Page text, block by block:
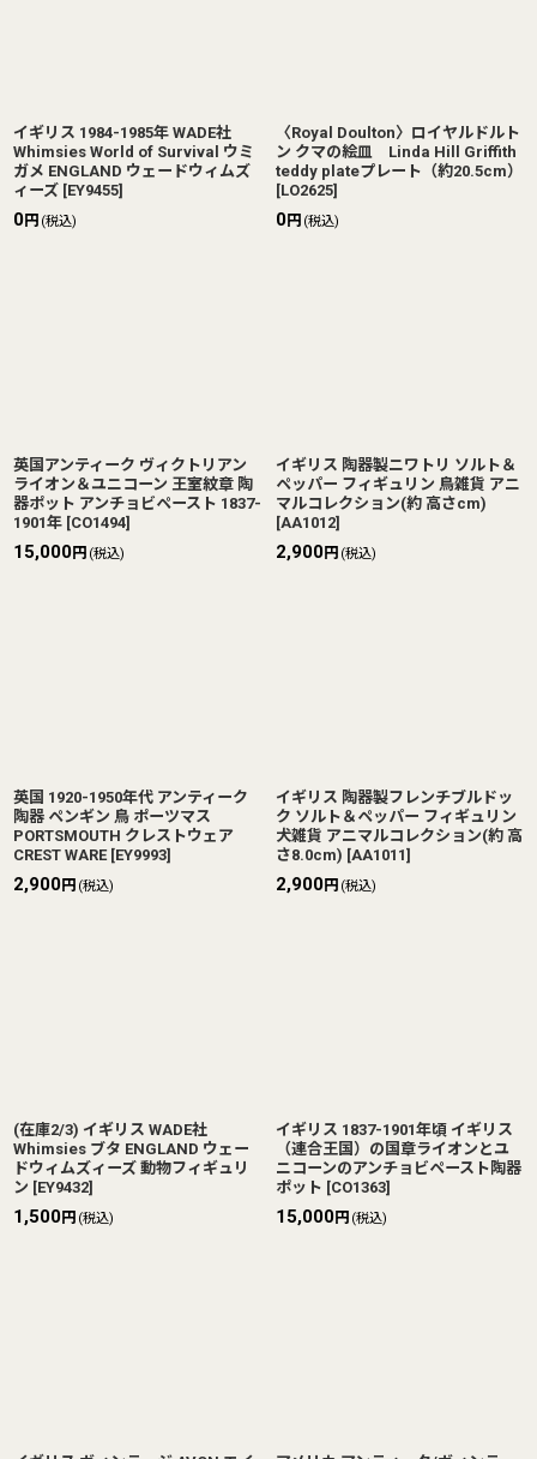
イギリス 1984-1985年 WADE社
Whimsies World of Survival ウミ
ガメ ENGLAND ウェードウィムズ
ィーズ [EY9455]
0円 (税込)
〈Royal Doulton〉ロイヤルドルト
ン クマの絵皿 Linda Hill Griffith
teddy plateプレート（約20.5cm）
[LO2625]
0円 (税込)
英国アンティーク ヴィクトリアン
ライオン＆ユニコーン 王室紋章 陶
器ポット アンチョビペースト 1837-
1901年 [CO1494]
15,000円 (税込)
イギリス 陶器製ニワトリ ソルト＆
ペッパー フィギュリン 鳥雑貨 アニ
マルコレクション(約 高さcm)
[AA1012]
2,900円 (税込)
英国 1920-1950年代 アンティーク
陶器 ペンギン 鳥 ポーツマス
PORTSMOUTH クレストウェア
CREST WARE [EY9993]
2,900円 (税込)
イギリス 陶器製フレンチブルドッ
ク ソルト＆ペッパー フィギュリン
犬雑貨 アニマルコレクション(約 高
さ8.0cm) [AA1011]
2,900円 (税込)
(在庫2/3) イギリス WADE社
Whimsies ブタ ENGLAND ウェー
ドウィムズィーズ 動物フィギュリ
ン [EY9432]
1,500円 (税込)
イギリス 1837-1901年頃 イギリス
（連合王国）の国章ライオンとユ
ニコーンのアンチョビペースト陶器
ポット [CO1363]
15,000円 (税込)